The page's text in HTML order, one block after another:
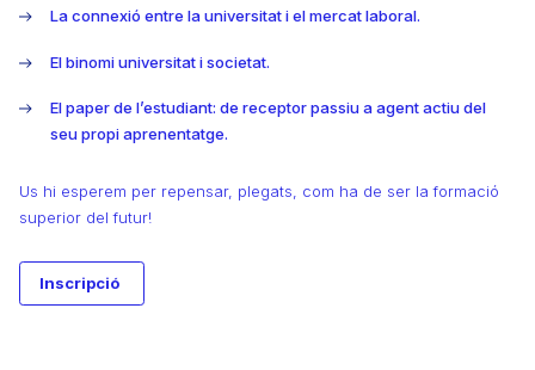
La connexió entre la universitat i el mercat laboral.
El binomi universitat i societat.
El paper de l’estudiant: de receptor passiu a agent actiu del
seu propi aprenentatge.
Us hi esperem per repensar, plegats, com ha de ser la formació
superior del futur!
Inscripció